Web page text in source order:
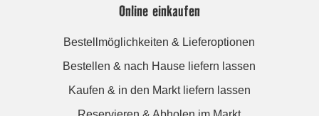
Online einkaufen
Bestellmöglichkeiten & Lieferoptionen
Bestellen & nach Hause liefern lassen
Kaufen & in den Markt liefern lassen